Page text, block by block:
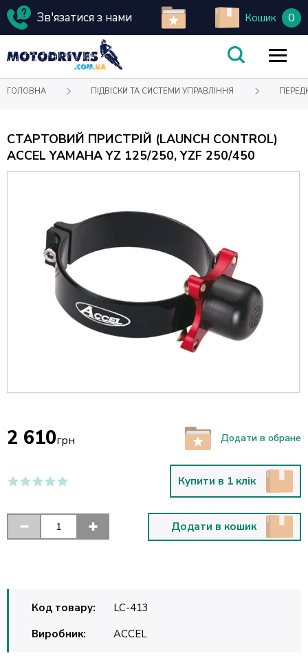
Зв'язатися з нами Кошик 0
ГОЛОВНА ПІДВІСКИ ТА СИСТЕМИ УПРАВЛІННЯ
СТАРТОВИЙ ПРИСТРІЙ (LAUNCH CONTROL)
ACCEL YAMAHA YZ 125/250, YZF 250/450
2 610грн Додати в обране
Купити в 1 клік
Додати в кошик
Код товару:
LC-413
Виробник:
ACCEL